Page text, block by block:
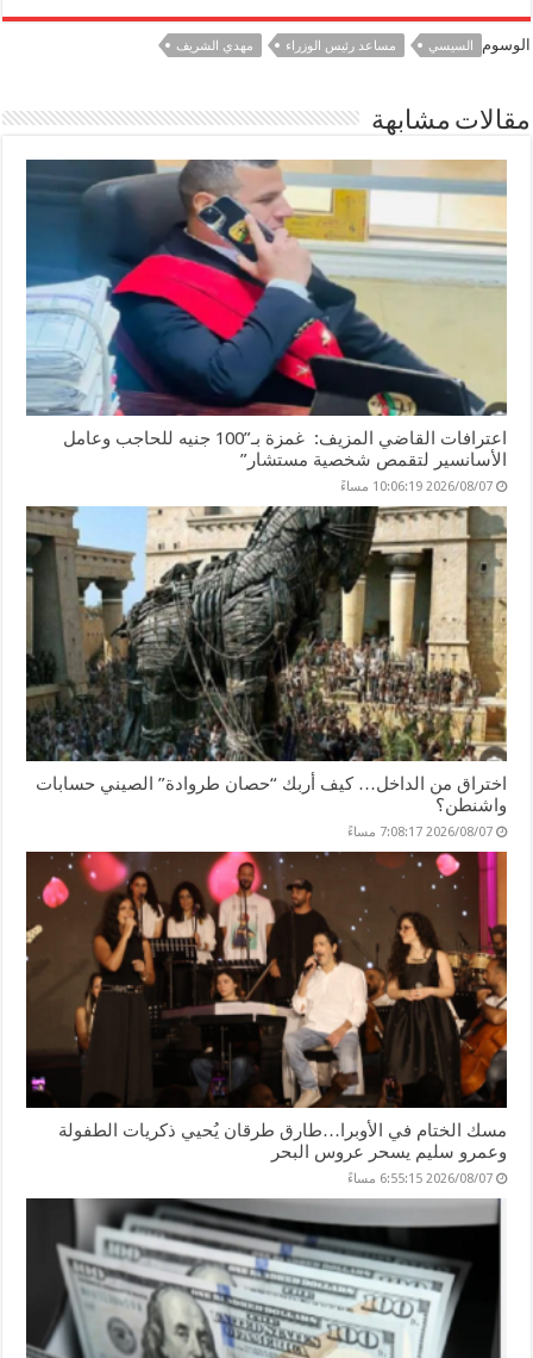
e
b
o
k
at
sA
p
p
er
es
t
k
e
dI
n
se
n
g
er
الوسوم السيسي مساعد رئيس الوزراء مهدي الشريف
مقالات مشابهة
اعترافات القاضي المزيف: غمزة بـ”100 جنيه للحاجب وعامل
الأسانسير لتقمص شخصية مستشار”
2026/08/07 10:06:19 مساءً
اختراق من الداخل… كيف أربك “حصان طروادة” الصيني حسابات
واشنطن؟
2026/08/07 7:08:17 مساءً
مسك الختام في الأوبرا…طارق طرقان يُحيي ذكريات الطفولة
وعمرو سليم يسحر عروس البحر
2026/08/07 6:55:15 مساءً